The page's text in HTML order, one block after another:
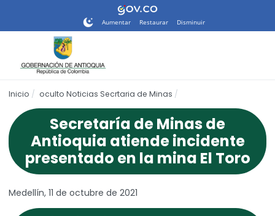
sitio
de
accesibilidad.
Aumentar Restaurar Disminuir
Inicio oculto Noticias Secrtaria de Minas
Secretaría de Minas de
Antioquia atiende incidente
presentado en la mina El Toro
Medellín, 11 de octubre de 2021